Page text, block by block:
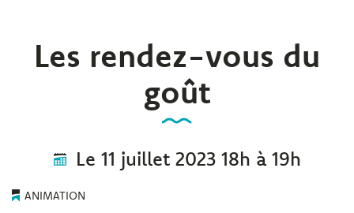
Les rendez-vous du
goût
Le 11 juillet 2023 18h à 19h
ANIMATION